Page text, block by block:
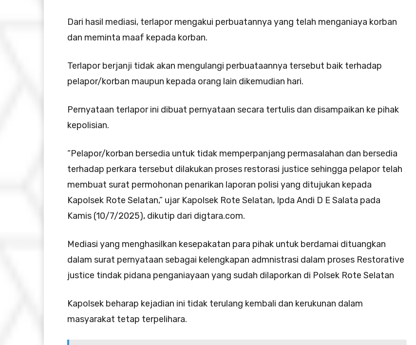
Dari hasil mediasi, terlapor mengakui perbuatannya yang telah menganiaya korban
dan meminta maaf kepada korban.
Terlapor berjanji tidak akan mengulangi perbuataannya tersebut baik terhadap
pelapor/korban maupun kepada orang lain dikemudian hari.
Pernyataan terlapor ini dibuat pernyataan secara tertulis dan disampaikan ke pihak
kepolisian.
“Pelapor/korban bersedia untuk tidak memperpanjang permasalahan dan bersedia
terhadap perkara tersebut dilakukan proses restorasi justice sehingga pelapor telah
membuat surat permohonan penarikan laporan polisi yang ditujukan kepada
Kapolsek Rote Selatan,” ujar Kapolsek Rote Selatan, Ipda Andi D E Salata pada
Kamis (10/7/2025), dikutip dari digtara.com.
Mediasi yang menghasilkan kesepakatan para pihak untuk berdamai dituangkan
dalam surat pernyataan sebagai kelengkapan admnistrasi dalam proses Restorative
justice tindak pidana penganiayaan yang sudah dilaporkan di Polsek Rote Selatan
Kapolsek beharap kejadian ini tidak terulang kembali dan kerukunan dalam
masyarakat tetap terpelihara.